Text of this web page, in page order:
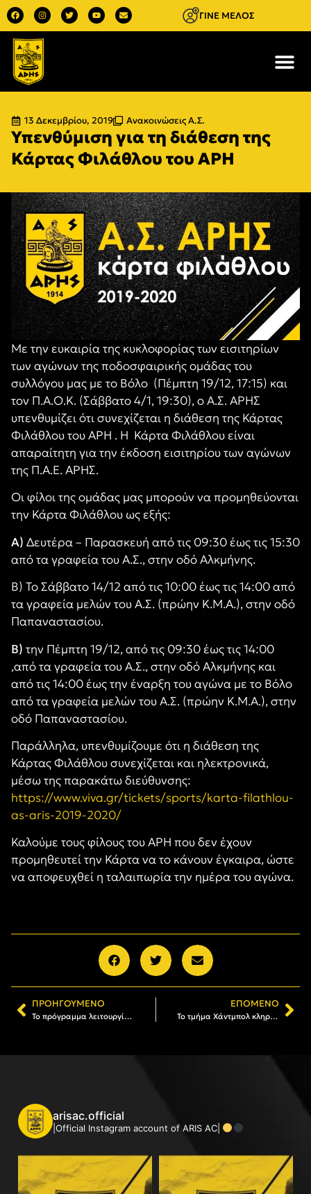
ΓΙΝΕ ΜΕΛΟΣ
13 Δεκεμβρίου, 2019 Ανακοινώσεις Α.Σ.
Υπενθύμιση για τη διάθεση της
Κάρτας Φιλάθλου του ΑΡΗ
Με την ευκαιρία της κυκλοφορίας των εισιτηρίων
των αγώνων της ποδοσφαιρικής ομάδας του
συλλόγου μας με το Βόλο (Πέμπτη 19/12, 17:15) και
τον Π.Α.Ο.Κ. (Σάββατο 4/1, 19:30), οΑ.Σ. ΑΡΗΣ
υπενθυμίζει ότι συνεχίζεται η διάθεση της Κάρτας
Φιλάθλου του ΑΡΗ . Η Κάρτα Φιλάθλου είναι
απαραίτητη για την έκδοση εισιτηρίου των αγώνων
της Π.Α.Ε. ΑΡΗΣ.
Οι φίλοι της ομάδας μας μπορούν να προμηθεύονται
την Κάρτα Φιλάθλου ως εξής:
Α) Δευτέρα – Παρασκευή από τις 09:30 έως τις 15:30
από τα γραφεία του Α.Σ., στην οδό Αλκμήνης.
Β) Το Σάββατο 14/12 από τις 10:00 έως τις 14:00 από
τα γραφεία μελών του Α.Σ. (πρώην Κ.Μ.Α.), στην οδό
Παπαναστασίου.
Β) την Πέμπτη 19/12, από τις 09:30 έως τις 14:00
,από τα γραφεία του Α.Σ., στην οδό Αλκμήνης και
από τις 14:00 έως την έναρξη του αγώνα με το Βόλο
από τα γραφεία μελών του Α.Σ. (πρώην Κ.Μ.Α.), στην
οδό Παπαναστασίου.
Παράλληλα, υπενθυμίζουμε ότι η διάθεση της
Κάρτας Φιλάθλου συνεχίζεται και ηλεκτρονικά,
μέσω της παρακάτω διεύθυνσης:
https://www.viva.gr/tickets/sports/karta-filathlou-
as-aris-2019-2020/
Καλούμε τους φίλους του ΑΡΗ που δεν έχουν
προμηθευτεί την Κάρτα να το κάνουν έγκαιρα, ώστε
να αποφευχθεί η ταλαιπωρία την ημέρα του αγώνα.
ΠΡΟΗΓΟΎΜΕΝΟ
Το πρόγραμμα λειτουργίας του ARIS Fitness and Sports στις γιορτές
ΕΠΌΜΕΝΟ
Το τμήμα Χάντμπολ κληρώνει δύο διαρκείας της ΚΑΕ ΑΡΗΣ για ανέργους και φοιτητές
arisac.official
|Official Instagram account of ARIS AC|